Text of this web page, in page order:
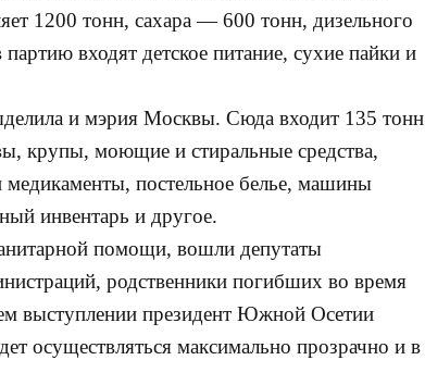
1200 тонн, сахара — 600 тонн, дизельного
входят детское питание, сухие пайки и
и мэрия Москвы. Сюда входит 135 тонн
крупы, моющие и стиральные средства,
постельное белье, машины
инвентарь и другое.
помощи, вошли депутаты
родственники погибших во время
выступлении президент Южной Осетии
осуществляться максимально прозрачно и в